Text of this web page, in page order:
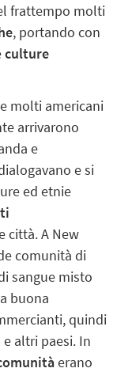
frattempo molti
, portando con
culture
molti americani
arrivarono
e
e si
ed etnie
città. A New
comunità di
sangue misto
buona
quindi
altri paesi. In
erano